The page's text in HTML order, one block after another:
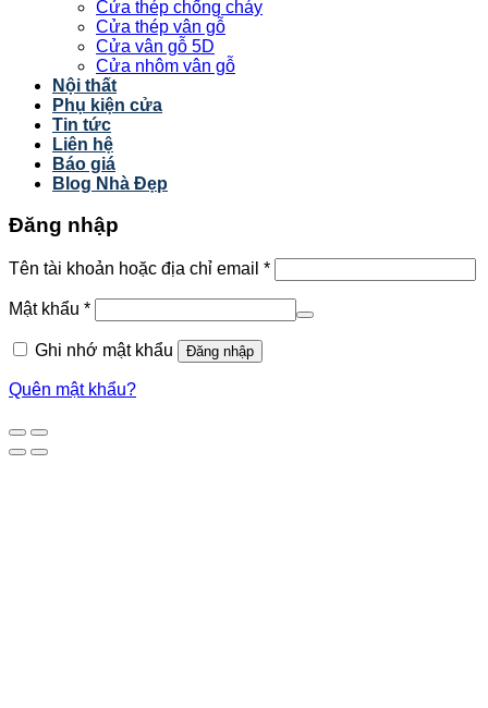
Cửa thép chống cháy
Cửa thép vân gỗ
Cửa vân gỗ 5D
Cửa nhôm vân gỗ
Nội thất
Phụ kiện cửa
Tin tức
Liên hệ
Báo giá
Blog Nhà Đẹp
Đăng nhập
Tên tài khoản hoặc địa chỉ email *
Mật khẩu *
Ghi nhớ mật khẩu Đăng nhập
Quên mật khẩu?